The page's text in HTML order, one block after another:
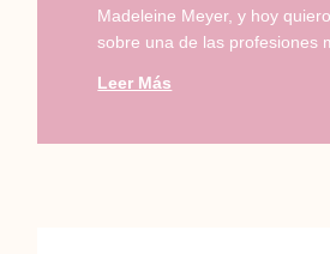
Madeleine Meyer, y hoy
sobre una de las profesiones
Leer Más